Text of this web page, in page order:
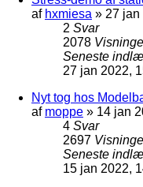
af hxmiesa » 27 jan
2 Svar
2078
Seneste
27 jan 2022,
Nyt tog hos
af moppe » 14 jan
4 Svar
2697
Seneste
15 jan 2022,